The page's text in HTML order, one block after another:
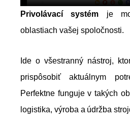
Privolávací systém je
oblastiach vašej spoločnosti.
Ide o všestranný nástroj,
prispôsobiť aktuálnym
Perfektne funguje v takých
logistika, výroba a údržba